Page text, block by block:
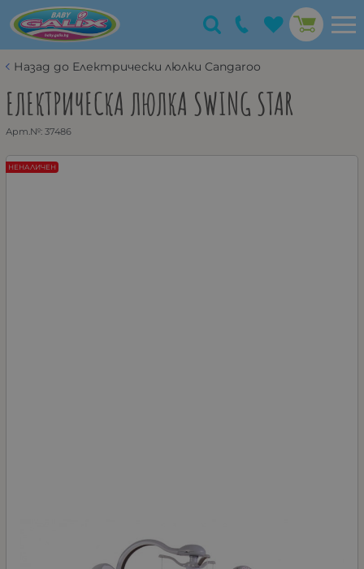
Назад до Електрически люлки Cangaroo
ЕЛЕКТРИЧЕСКА ЛЮЛКА SWING STAR
Арт.№: 37486
НЕНАЛИЧЕН